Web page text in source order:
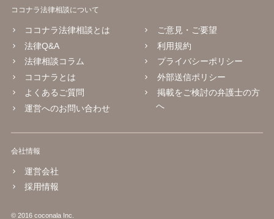
ココナラ法律相談について
ココナラ法律相談とは
法律Q&A
法律相談コラム
ココナラとは
よくあるご質問
運営へのお問い合わせ
ご意見・ご要望
利用規約
プライバシーポリシー
外部送信ポリシー
掲載をご検討の弁護士の方
へ
会社情報
運営会社
採用情報
© 2016 coconala Inc.